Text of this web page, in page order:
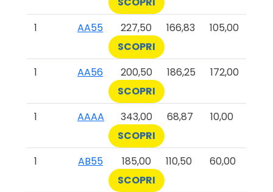
1
AA55 227,50 166,83
105,00
SCOPRI
1
AA56 200,50 186,25
172,00
SCOPRI
1
AAAA 343,00 68,87
10,00
SCOPRI
1
AB55 185,00 110,50
60,00
SCOPRI